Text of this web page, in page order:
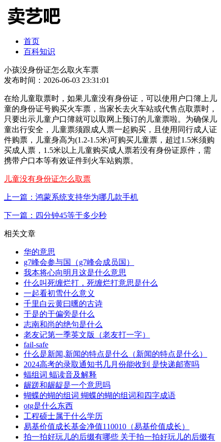
首页
百科知识
小孩没身份证怎么取火车票
发布时间：2026-06-03 23:31:01
在给儿童取票时，如果儿童没有身份证，可以使用户口簿上儿
童的身份证号购买火车票，当家长去火车站或代售点取票时，
只要出示儿童户口簿就可以取网上预订的儿童票啦。为确保儿
童出行安全，儿童票须跟成人票一起购买，且使用同行成人证
件购票，儿童身高为(1.2-1.5米)可购买儿童票，超过1.5米须购
买成人票，1.5米以上儿童购买成人票若没有身份证原件，需
携带户口本等有效证件到火车站购票。
儿童没有身份证怎么取票
上一篇：鸿蒙系统支持华为哪几款手机
下一篇：四分钟45等于多少秒
相关文章
华的意思
g7峰会参与国（g7峰会成员国）
我本将心向明月这是什么意思
什么叫死缠烂打，死缠烂打意思是什么
一起看初雪什么意义
千里白云黄曰曛的古诗
于是的于偏旁是什么
志南和尚的绝句是什么
老友记第一季英文版（老友打一字）
fail-safe
什么是新闻,新闻的特点是什么（新闻的特点是什么）
2024高考的录取通知书几月份能收到 是快递邮寄吗
蝠组词 蝠读音及解释
龌蹉和龌龊是一个意思吗
蝴蝶的蝴的组词 蝴蝶的蝴的组词和四字成语
otg是什么东西
工程硕士属于什么学历
易基价值成长基金净值110010（易基价值成长）
拍一拍好玩儿的后缀有哪些 关于拍一拍好玩儿的后缀有